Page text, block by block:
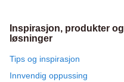
Inspirasjon, produkter og
løsninger
Tips og inspirasjon
Innvendig oppussing